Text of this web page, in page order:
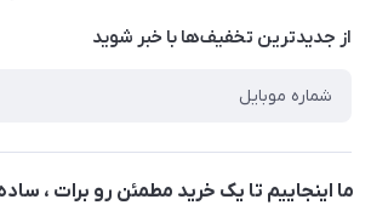
فروش‌اقساطی
از جدید‌ترین تخفیف‌ها با‌ خبر شوید
ما اینجاییم تا یک خرید مطمئن رو برات ،